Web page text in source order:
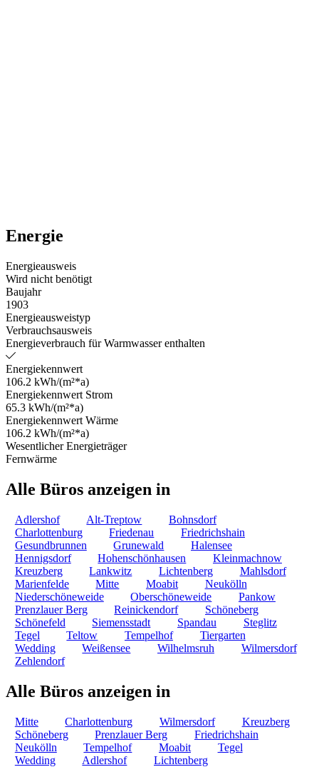
Energie
Energieausweis
Wird nicht benötigt
Baujahr
1903
Energieausweistyp
Verbrauchsausweis
Energieverbrauch für Warmwasser enthalten
Energiekennwert
106.2 kWh/(m²*a)
Energiekennwert Strom
65.3 kWh/(m²*a)
Energiekennwert Wärme
106.2 kWh/(m²*a)
Wesentlicher Energieträger
Fernwärme
Alle Büros anzeigen in
Adlershof Alt-Treptow
Bohnsdorf
Charlottenburg
Friedenau
Friedrichshain
Gesundbrunnen
Grunewald
Halensee
Hennigsdorf
Hohenschönhausen
Kleinmachnow
Kreuzberg
Lankwitz Lichtenberg
Mahlsdorf
Marienfelde
Mitte Moabit
Neukölln
Niederschöneweide
Oberschöneweide
Pankow
Prenzlauer Berg
Reinickendorf
Schöneberg
Schönefeld
Siemensstadt Spandau
Steglitz
Tegel
Teltow Tempelhof
Tiergarten
Wedding
Weißensee Wilhelmsruh
Wilmersdorf
Zehlendorf
Alle Büros anzeigen in
Mitte Charlottenburg Wilmersdorf
Kreuzberg
Schöneberg
Prenzlauer Berg
Friedrichshain
Neukölln
Tempelhof Moabit
Tegel
Wedding
Adlershof Lichtenberg